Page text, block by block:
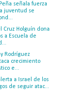
señala fuerza
juventud se
Cruz Holguín dona
a Escuela de
Rodríguez
crecimiento
e...
a Israel de los
de seguir atac...